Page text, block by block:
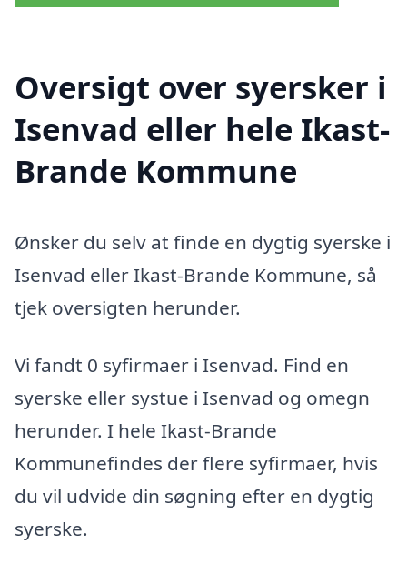
Oversigt over syersker i
Isenvad eller hele Ikast-
Brande Kommune
Ønsker du selv at finde en dygtig syerske i
Isenvad eller Ikast-Brande Kommune, så
tjek oversigten herunder.
Vi fandt 0 syfirmaer i Isenvad. Find en
syerske eller systue i Isenvad og omegn
herunder. I hele Ikast-Brande
Kommunefindes der flere syfirmaer, hvis
du vil udvide din søgning efter en dygtig
syerske.